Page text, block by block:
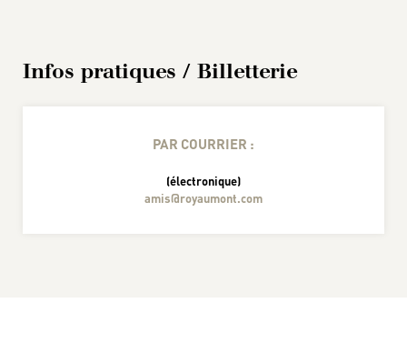
Infos pratiques / Billetterie
PAR COURRIER :
(électronique)
amis@royaumont.com